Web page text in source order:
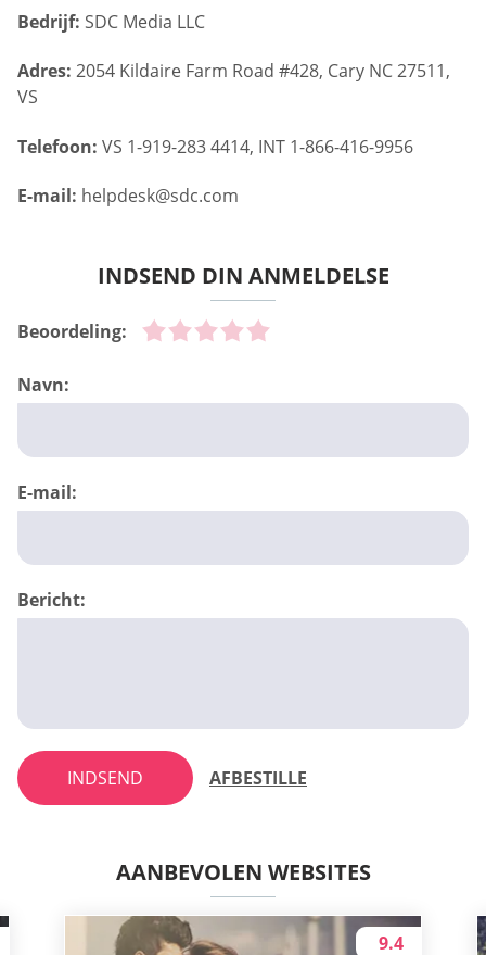
Bedrijf: SDC Media LLC
Adres: 2054 Kildaire Farm Road #428, Cary NC 27511,
VS
Telefoon: VS 1-919-283 4414, INT 1-866-416-9956
E-mail: helpdesk@sdc.com
INDSEND DIN ANMELDELSE
Beoordeling:
Navn:
E-mail:
Bericht:
INDSEND AFBESTILLE
AANBEVOLEN WEBSITES
9.4